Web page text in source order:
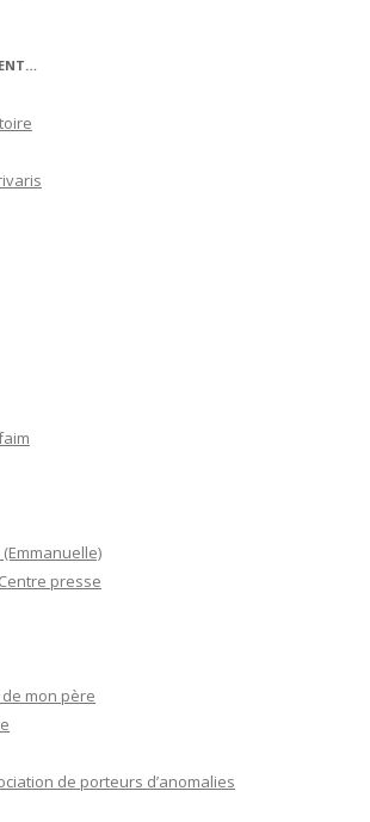
(Emmanuelle)
presse
mon père
de porteurs d’anomalies